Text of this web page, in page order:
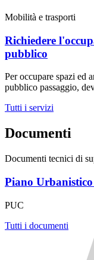
Mobilità e trasporti
Richiedere
pubblico
Per occupare spazi ed
pubblico passaggio,
Tutti i servizi
Documenti
Documenti tecnici di
Piano
PUC
Tutti i documenti